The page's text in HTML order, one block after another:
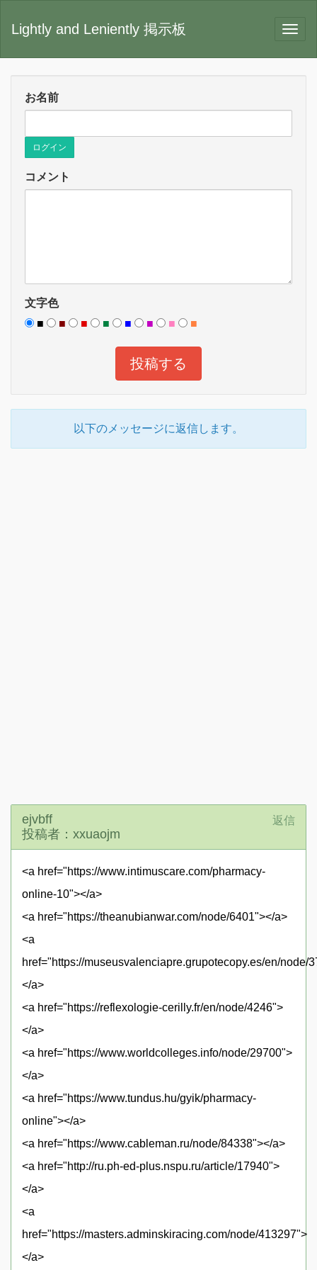
Lightly and Leniently 掲示板
お名前
ログイン
コメント
文字色
■
■ ■ ■ ■ ■ ■ ■
以下のメッセージに返信します。
ejvbff
投稿者：xxuaojm
返信
<a href="https://www.intimuscare.com/pharmacy-
online-10"></a>
<a href="https://theanubianwar.com/node/6401"></a>
<a
href="https://museusvalenciapre.grupotecopy.es/en/node/
</a>
<a href="https://reflexologie-cerilly.fr/en/node/4246">
</a>
<a href="https://www.worldcolleges.info/node/29700">
</a>
<a href="https://www.tundus.hu/gyik/pharmacy-
online"></a>
<a href="https://www.cableman.ru/node/84338"></a>
<a href="http://ru.ph-ed-plus.nspu.ru/article/17940">
</a>
<a
href="https://masters.adminskiracing.com/node/413297">
</a>